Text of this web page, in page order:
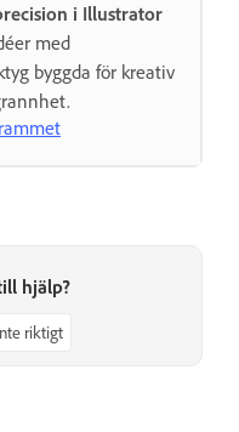
i Illustrator
med
byggda för kreativ
hjälp?
riktigt